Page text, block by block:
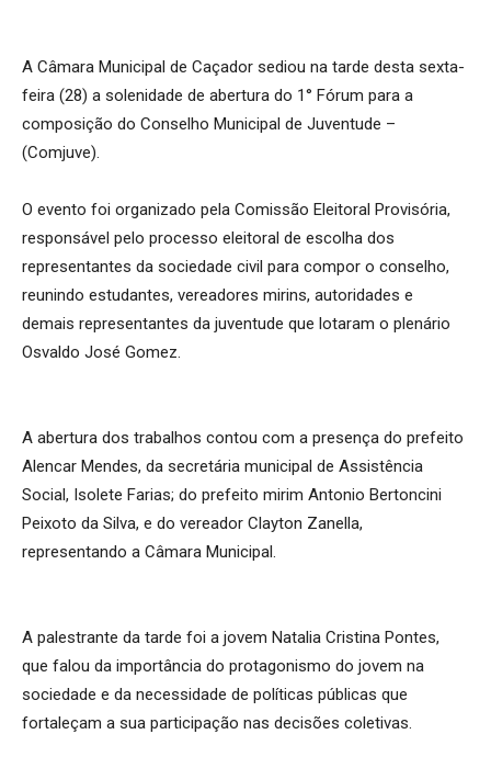
A Câmara Municipal de Caçador sediou na tarde desta sexta-
feira (28) a solenidade de abertura do 1° Fórum para a
composição do Conselho Municipal de Juventude –
(Comjuve).
O evento foi organizado pela Comissão Eleitoral Provisória,
responsável pelo processo eleitoral de escolha dos
representantes da sociedade civil para compor o conselho,
reunindo estudantes, vereadores mirins, autoridades e
demais representantes da juventude que lotaram o plenário
Osvaldo José Gomez.
A abertura dos trabalhos contou com a presença do prefeito
Alencar Mendes, da secretária municipal de Assistência
Social, Isolete Farias; do prefeito mirim Antonio Bertoncini
Peixoto da Silva, e do vereador Clayton Zanella,
representando a Câmara Municipal.
A palestrante da tarde foi a jovem Natalia Cristina Pontes,
que falou da importância do protagonismo do jovem na
sociedade e da necessidade de políticas públicas que
fortaleçam a sua participação nas decisões coletivas.